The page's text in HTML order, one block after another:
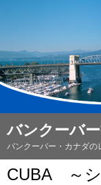
バンクーバ
バンクーバー・カナダ
CUBA ～シ